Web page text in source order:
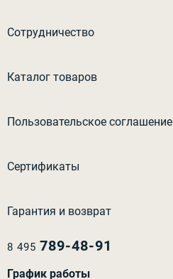
Сотрудничество
Каталог товаров
Пользовательское соглашение
Сертификаты
Гарантия и возврат
8 495 789-48-91
График работы